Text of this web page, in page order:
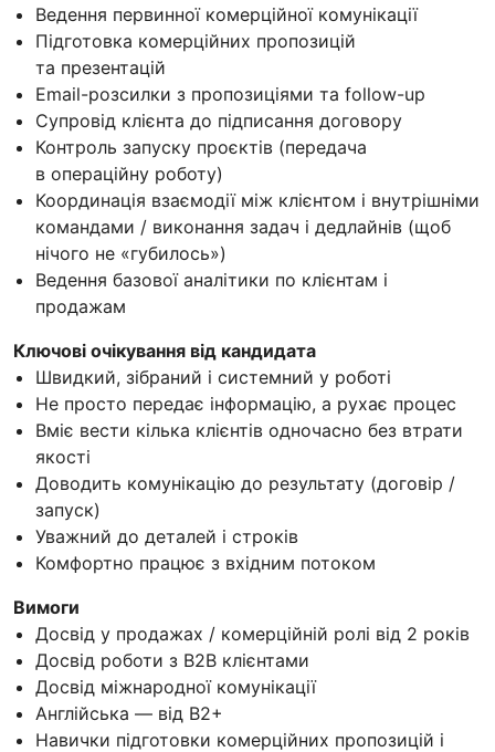
Ведення первинної комерційної комунікації
Підготовка комерційних пропозицій
та презентацій
Email-розсилки з пропозиціями та follow-up
Супровід клієнта до підписання договору
Контроль запуску проєктів (передача
в операційну роботу)
Координація взаємодії між клієнтом і внутрішніми
командами / виконання задач і дедлайнів (щоб
нічого не «губилось»)
Ведення базової аналітики по клієнтам і
продажам
Ключові очікування від кандидата
Швидкий, зібраний і системний у роботі
Не просто передає інформацію, а рухає процес
Вміє вести кілька клієнтів одночасно без втрати
якості
Доводить комунікацію до результату (договір /
запуск)
Уважний до деталей і строків
Комфортно працює з вхідним потоком
Вимоги
Досвід у продажах / комерційній ролі від 2 років
Досвід роботи з B2B клієнтами
Досвід міжнародної комунікації
Англійська — від B2+
Навички підготовки комерційних пропозицій і